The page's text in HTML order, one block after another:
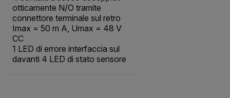
otticamente N/O tramite
connettore terminale sul retro
Imax = 50 m A, Umax = 48 V
CC
1 LED di errore interfaccia sul
davanti 4 LED di stato sensore